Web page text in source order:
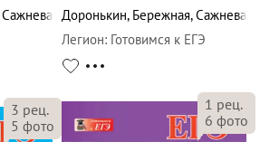
Сажнева
Доронькин, Бережная,Сажнева
Легион: Готовимся к ЕГЭ
3 рец.
5 фото
1 рец.
6 фото